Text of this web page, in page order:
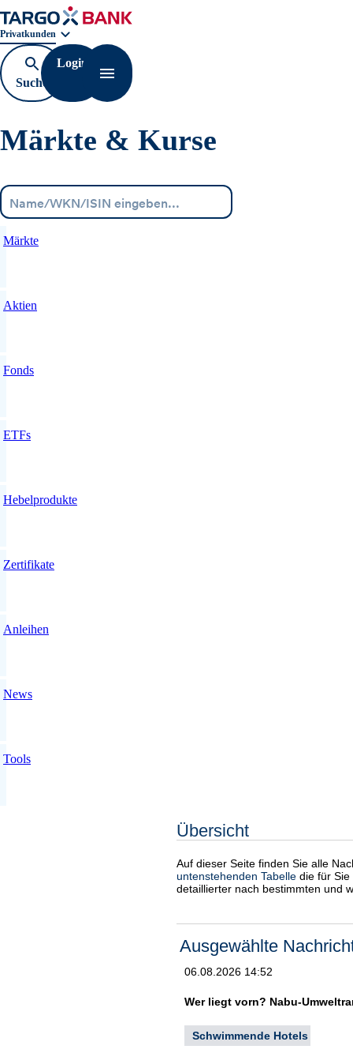
Geschäftsbereichnavigation. Aktuelle Auswahl:
Privatkunden
Suche
öffnen
Login
Navigation öffnen
Märkte & Kurse
Märkte
Aktien
Fonds
ETFs
Hebelprodukte
Zertifikate
Anleihen
News
Tools
Übersicht
Auf dieser Seite finden Sie alle
untenstehenden Tabelle die für
detaillierter nach bestimmten und
Ausgewählte
06.08.2026 14:52
Wer liegt vorn? Nabu-
Schwimmende Hotels